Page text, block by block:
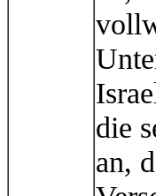
die
an,